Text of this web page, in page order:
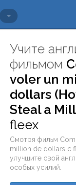
Учите
фильмом
voler un
dollars
Steal a
fleex
Смотря фильм
million de dollars с
улучшите свой
особых усилий.